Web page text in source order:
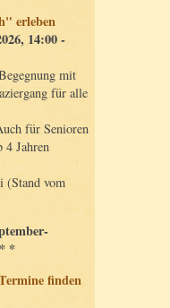
erleben
14:00 -
mit
für alle
für Senioren
4 Jahren
(Stand vom
*
finden